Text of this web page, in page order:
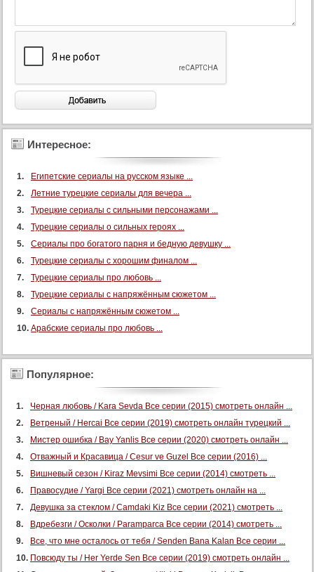
Интересное:
Египетские сериалы на русском языке ...
Летние турецкие сериалы для вечера ...
Турецкие сериалы с сильными персонажами ...
Турецкие сериалы о сильных героях ...
Сериалы про богатого парня и бедную девушку ...
Турецкие сериалы с хорошим финалом ...
Турецкие сериалы про любовь ...
Турецкие сериалы с напряжённым сюжетом ...
Сериалы с напряжённым сюжетом ...
Арабские сериалы про любовь ...
Популярное:
Черная любовь / Kara Sevda Все серии (2015) смотреть онлайн ...
Ветреный / Hercai Все серии (2019) смотреть онлайн турецкий ...
Мистер ошибка / Bay Yanlis Все серии (2020) смотреть онлайн ...
Отважный и Красавица / Cesur ve Guzel Все серии (2016) ...
Вишневый сезон / Kiraz Mevsimi Все серии (2014) смотреть ...
Правосудие / Yargi Все серии (2021) смотреть онлайн на ...
Девушка за стеклом / Camdaki Kiz Все серии (2021) смотреть ...
Вдребезги / Осколки / Paramparca Все серии (2014) смотреть ...
Все, что мне осталось от тебя / Senden Bana Kalan Все серии ...
Повсюду ты / Her Yerde Sen Все серии (2019) смотреть онлайн ...